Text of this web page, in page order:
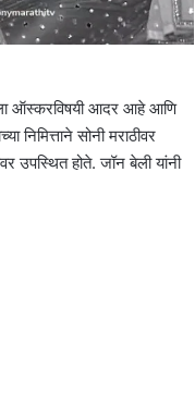
ऑस्करविषयी आदर आहे आणि
निमित्ताने सोनी मराठीवर
उपस्थित होते. जॉन बेली यांनी